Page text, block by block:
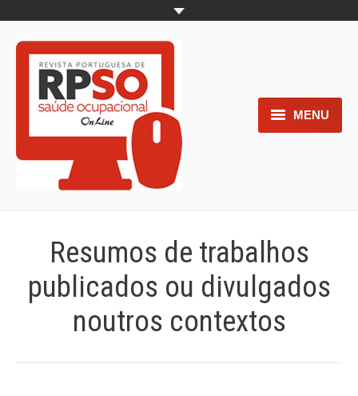
MENU
Home
Normas para os autores
Resumos de trabalhos
publicados ou divulgados
noutros contextos